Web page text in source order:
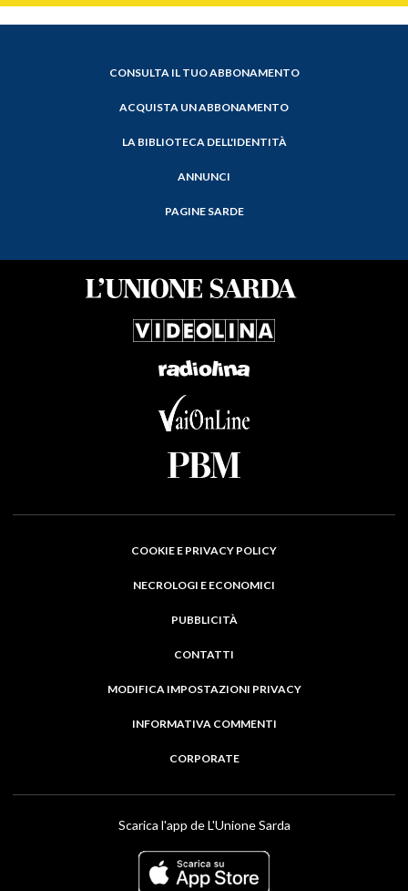
CONSULTA IL TUO ABBONAMENTO
ACQUISTA UN ABBONAMENTO
LA BIBLIOTECA DELL'IDENTITÀ
ANNUNCI
PAGINE SARDE
COOKIE E PRIVACY POLICY
NECROLOGI E ECONOMICI
PUBBLICITÀ
CONTATTI
MODIFICA IMPOSTAZIONI PRIVACY
INFORMATIVA COMMENTI
CORPORATE
Scarica l'app de L'Unione Sarda